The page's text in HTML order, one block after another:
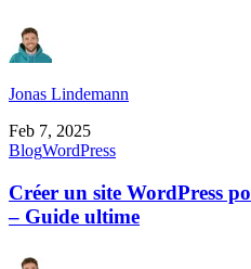
Jonas Lindemann
Feb 7, 2025
BlogWordPress
Créer un site WordPress
– Guide ultime